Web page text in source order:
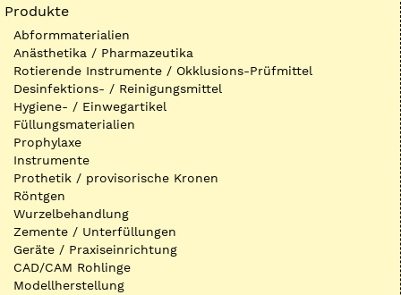
Produkte
Abformmaterialien
Anästhetika / Pharmazeutika
Rotierende Instrumente / Okklusions-Prüfmittel
Desinfektions- / Reinigungsmittel
Hygiene- / Einwegartikel
Füllungsmaterialien
Prophylaxe
Instrumente
Prothetik / provisorische Kronen
Röntgen
Wurzelbehandlung
Zemente / Unterfüllungen
Geräte / Praxiseinrichtung
CAD/CAM Rohlinge
Modellherstellung